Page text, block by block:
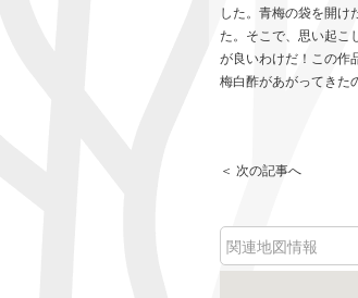
した。青梅の袋を開け
た。そこで、思い起こ
が良いわけだ！この作
梅白酢があがってきた
＜ 次の記事へ
関連地図情報